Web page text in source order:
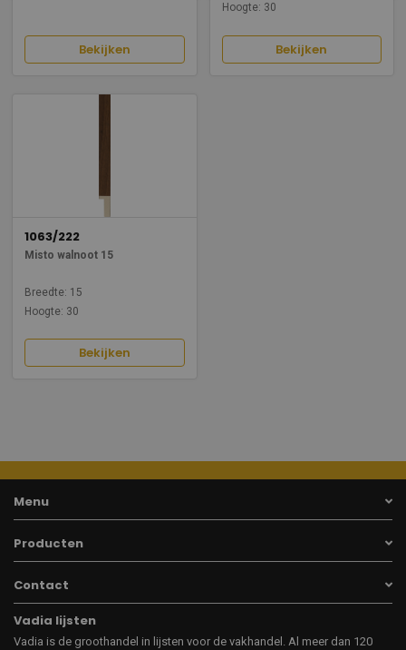
Bekijken
Hoogte: 30
Bekijken
1063/222
Misto walnoot 15
Breedte: 15
Hoogte: 30
Bekijken
Menu
Producten
Contact
Vadia lijsten
Vadia is de groothandel in lijsten voor de vakhandel. Al meer dan 120